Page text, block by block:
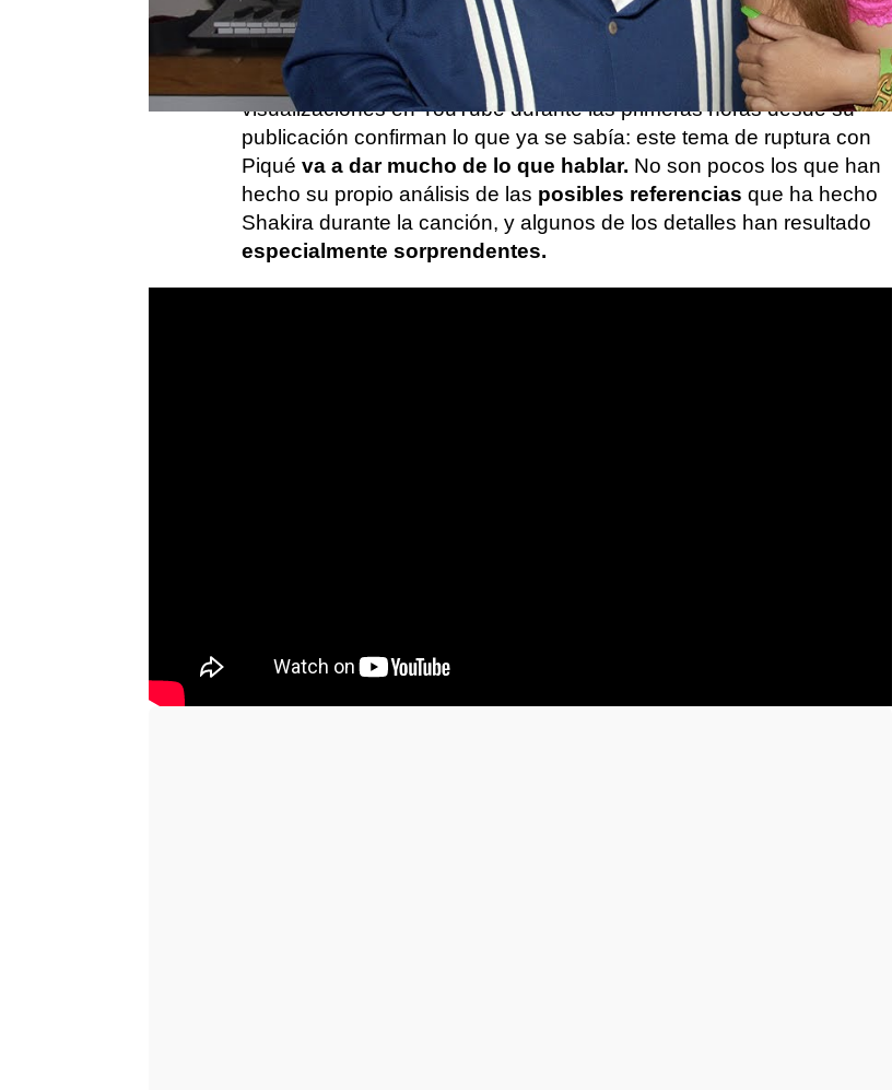
viralidad y monotema de conversaciónen las redes sociales; y
cuando la canción en cuestión incluye a
una estrella como Shakira,
el alcance puede ser descomunal. Más de veinte millones de
visualizaciones en YouTube durante las primeras horas desde su
publicación confirman lo que ya se sabía: este tema de ruptura con
Piqué va a dar mucho de lo que hablar. No son pocos los que han
hecho su propio análisis de las posibles referencias que ha hecho
Shakira durante la canción, y algunos de los detalles han resultado
especialmente sorprendentes.